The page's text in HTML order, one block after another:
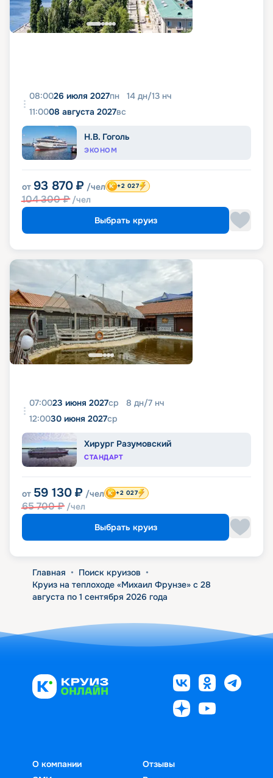
08:0026 июля 2027пн 14 дн/13 нч
11:0008 августа 2027вс
Н.В. Гоголь
ЭКОНОМ
от 93 870 ₽ /чел
104 300₽ /чел
+2 027
Выбрать круиз
07:0023 июня 2027ср 8 дн/7 нч
12:0030 июня 2027ср
Хирург Разумовский
СТАНДАРТ
от 59 130 ₽ /чел
65 700₽ /чел
+2 027
Выбрать круиз
Главная • Поиск круизов •
Круиз на теплоходе «Михаил Фрунзе» с 28
августа по 1 сентября 2026 года
О компании
Отзывы